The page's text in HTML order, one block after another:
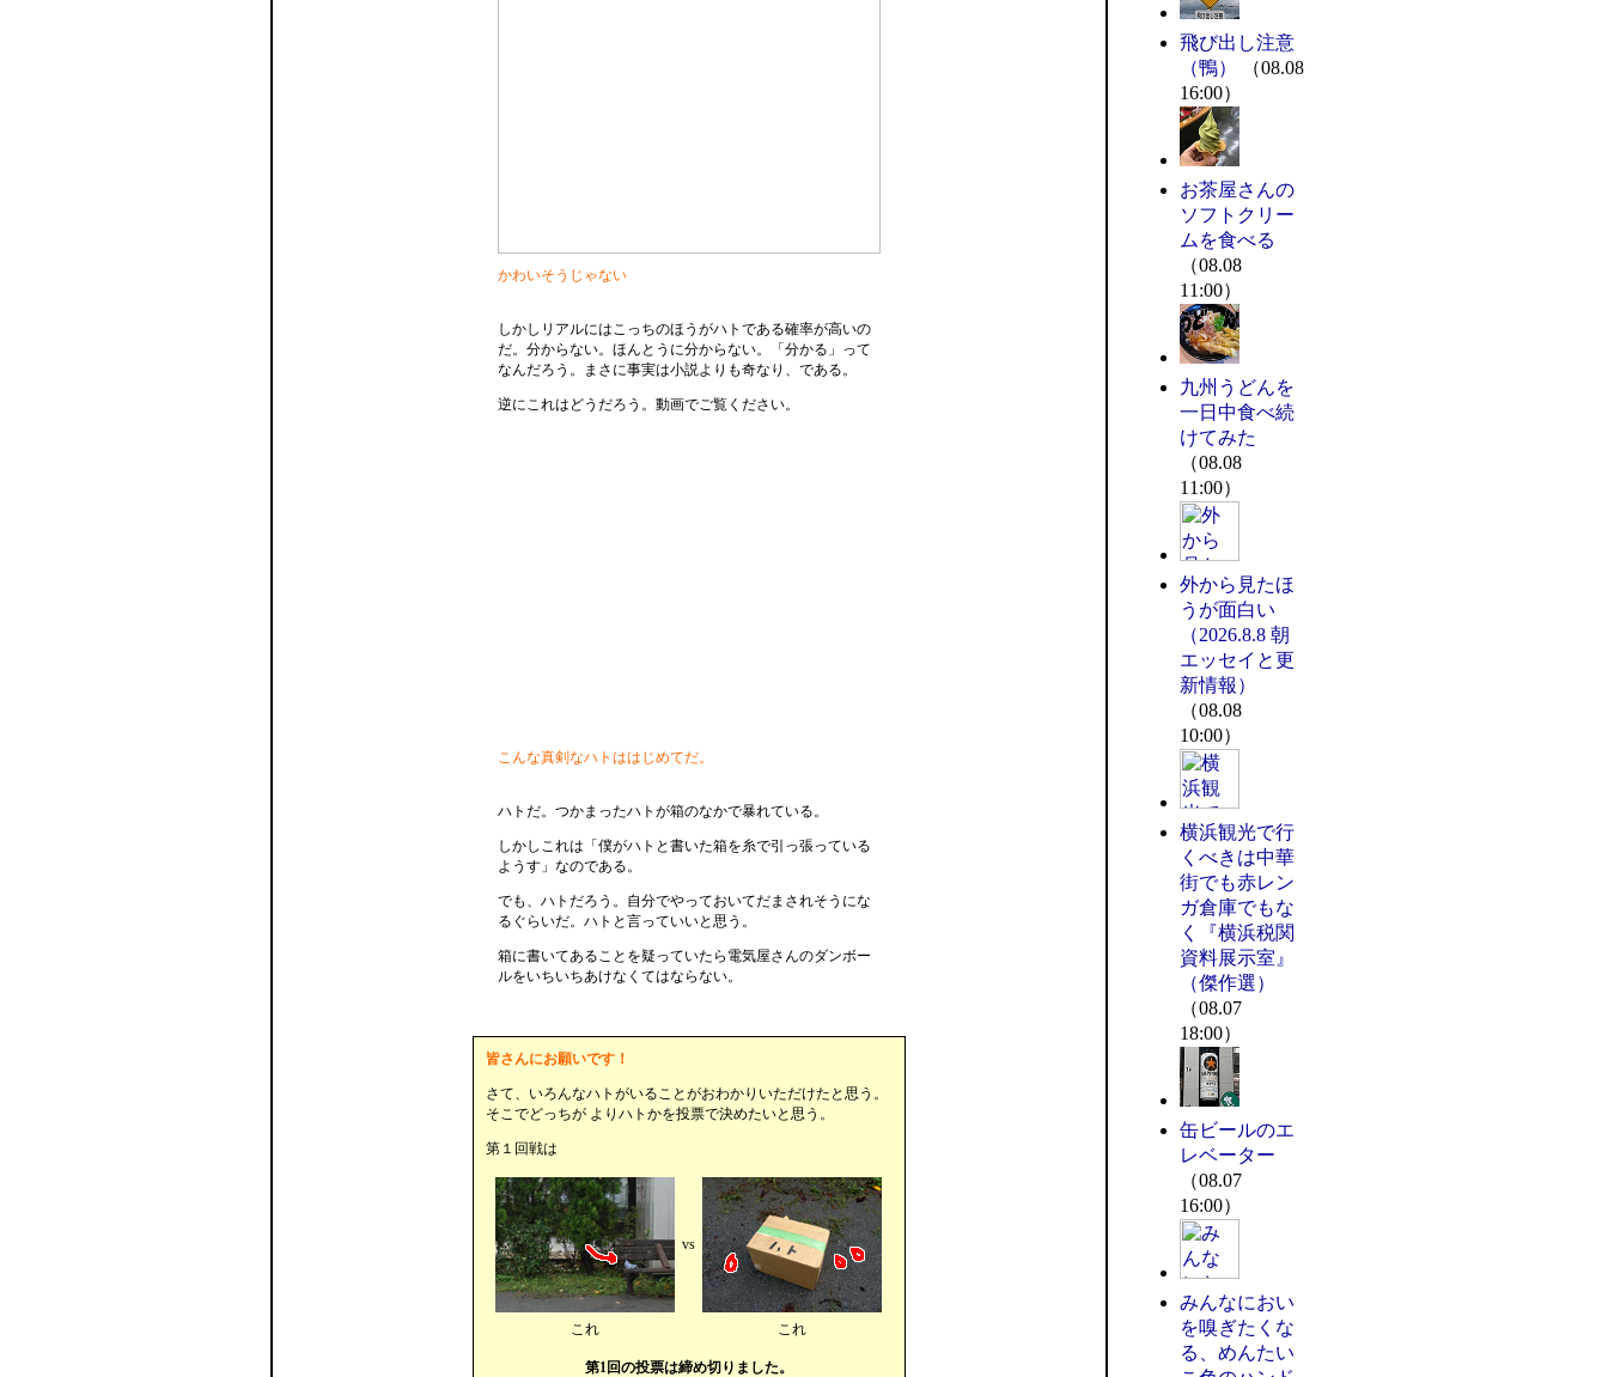
かわいそうじゃない
しかしリアルにはこっちのほうがハトである確率が高いの
だ。分からない。ほんとうに分からない。「分かる」って
なんだろう。まさに事実は小説よりも奇なり、である。
逆にこれはどうだろう。動画でご覧ください。
こんな真剣なハトははじめてだ。
ハトだ。つかまったハトが箱のなかで暴れている。
しかしこれは「僕がハトと書いた箱を糸で引っ張っている
ようす」なのである。
でも、ハトだろう。自分でやっておいてだまされそうにな
るぐらいだ。ハトと言っていいと思う。
箱に書いてあることを疑っていたら電気屋さんのダンボー
ルをいちいちあけなくてはならない。
皆さんにお願いです！
さて、いろんなハトがいることがおわかりいただけたと思う。
そこでどっちが よりハトかを投票で決めたいと思う。
第１回戦は
vs
これ これ
第1回の投票は締め切りました。
飛び出し注意
（鴨）
（08.08
16:00）
お茶屋さんの
ソフトクリー
ムを食べる
（08.08
11:00）
九州うどんを
一日中食べ続
けてみた
（08.08
11:00）
外から見たほ
うが面白い
（2026.8.8 朝
エッセイと更
新情報）
（08.08
10:00）
横浜観光で行
くべきは中華
街でも赤レン
ガ倉庫でもな
く『横浜税関
資料展示室』
（傑作選）
（08.07
18:00）
缶ビールのエ
レベーター
（08.07
16:00）
みんなにおい
を嗅ぎたくな
る、めんたい